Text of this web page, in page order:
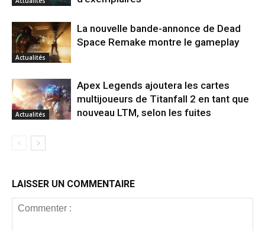
Actualités
La nouvelle bande-annonce de Dead
Space Remake montre le gameplay
Actualités
Apex Legends ajoutera les cartes
multijoueurs de Titanfall 2 en tant que
nouveau LTM, selon les fuites
LAISSER UN COMMENTAIRE